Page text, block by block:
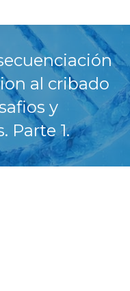
al cribado
y
Parte 1.